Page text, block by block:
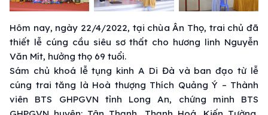
Hôm nay, ngày 22/4/2022, tại chùa Ân Thọ, trai chủ đã
thiết lễ cúng cầu siêu sơ thất cho hương linh Nguyễn
Văn Mít, hưởng thọ 69 tuổi.
Sám chủ khoá lễ tụng kinh A Di Đà và ban đạo từ lễ
cúng trai tăng là Hoà thượng Thích Quảng Ý – Thành
viên BTS GHPGVN tỉnh Long An, chứng minh BTS